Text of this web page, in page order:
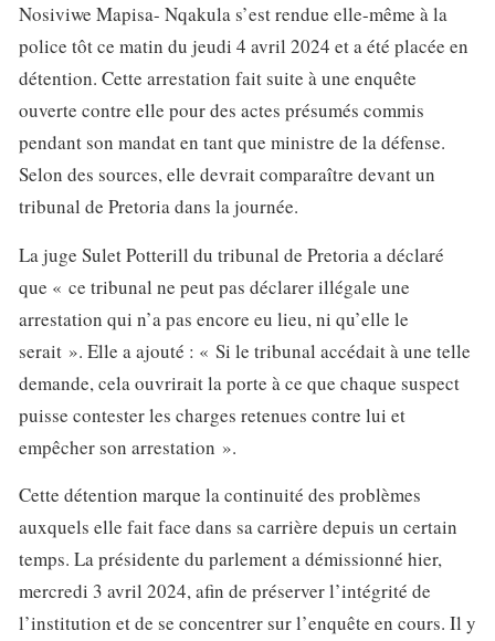
Nosiviwe Mapisa- Nqakula s’est rendue elle-même à la
police tôt ce matin du jeudi 4 avril 2024 et a été placée en
détention. Cette arrestation fait suite à une enquête
ouverte contre elle pour des actes présumés commis
pendant son mandat en tant que ministre de la défense.
Selon des sources, elle devrait comparaître devant un
tribunal de Pretoria dans la journée.
La juge Sulet Potterill du tribunal de Pretoria a déclaré
que « ce tribunal ne peut pas déclarer illégale une
arrestation qui n’a pas encore eu lieu, ni qu’elle le
serait ». Elle a ajouté : « Si le tribunal accédait à une telle
demande, cela ouvrirait la porte à ce que chaque suspect
puisse contester les charges retenues contre lui et
empêcher son arrestation ».
Cette détention marque la continuité des problèmes
auxquels elle fait face dans sa carrière depuis un certain
temps. La présidente du parlement a démissionné hier,
mercredi 3 avril 2024, afin de préserver l’intégrité de
l’institution et de se concentrer sur l’enquête en cours. Il y